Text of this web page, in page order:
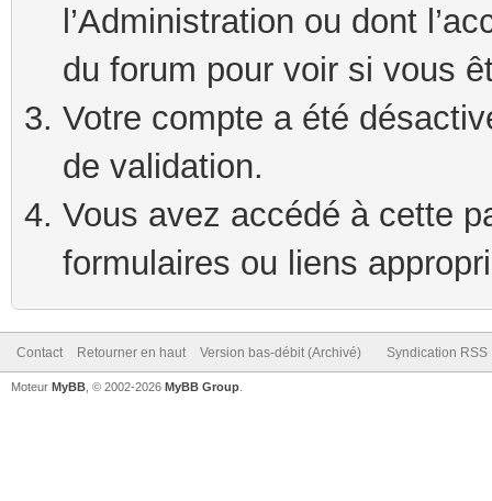
l’Administration ou dont
du forum pour voir si vous
Votre compte a été
de validation.
Vous avez accédé à cette
formulaires ou liens
Contact Retourner en haut Version bas-débit (Archivé) Syndication RSS
Moteur MyBB , © 2002-2026 MyBB Group